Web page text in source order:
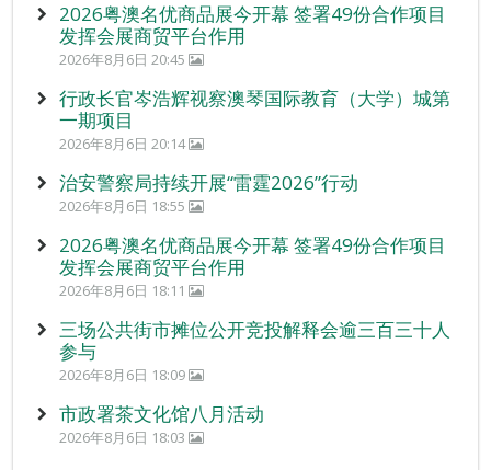
2026粤澳名优商品展今开幕 签署49份合作项目
发挥会展商贸平台作用
2026年8月6日 20:45
行政长官岑浩辉视察澳琴国际教育（大学）城第
一期项目
2026年8月6日 20:14
治安警察局持续开展“雷霆2026”行动
2026年8月6日 18:55
2026粤澳名优商品展今开幕 签署49份合作项目
发挥会展商贸平台作用
2026年8月6日 18:11
三场公共街市摊位公开竞投解释会逾三百三十人
参与
2026年8月6日 18:09
市政署茶文化馆八月活动
2026年8月6日 18:03